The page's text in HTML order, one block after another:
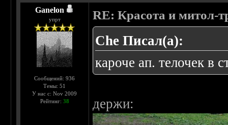
Ganelon
упрт
Сообщений: 936
Темы: 51
У нас с: Nov 2009
Рейтинг: 38
RE: Красота и митол-
Che Писал(а):
кароче ап. телочек в
держи: